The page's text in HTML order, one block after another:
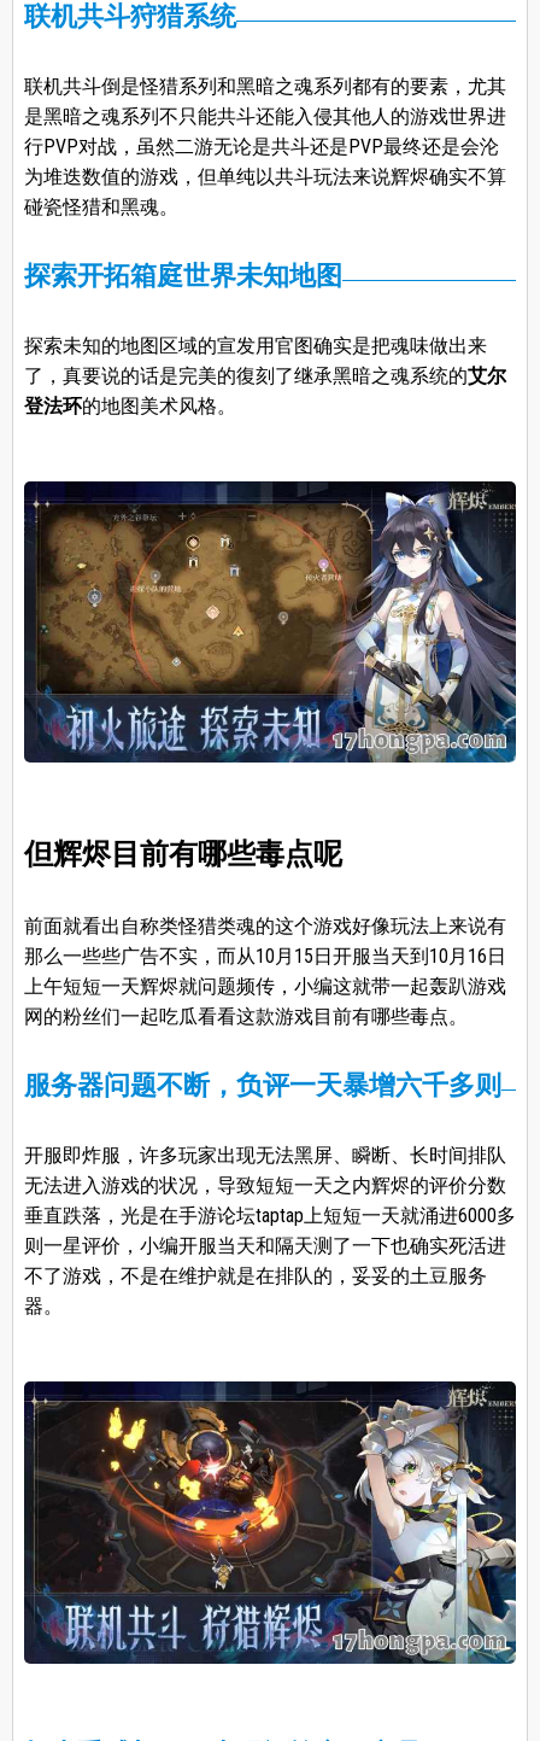
联机共斗狩猎系统
联机共斗倒是怪猎系列和黑暗之魂系列都有的要素，尤其
是黑暗之魂系列不只能共斗还能入侵其他人的游戏世界进
行PVP对战，虽然二游无论是共斗还是PVP最终还是会沦
为堆迭数值的游戏，但单纯以共斗玩法来说辉烬确实不算
碰瓷怪猎和黑魂。
探索开拓箱庭世界未知地图
探索未知的地图区域的宣发用官图确实是把魂味做出来
了，真要说的话是完美的復刻了继承黑暗之魂系统的艾尔
登法环的地图美术风格。
但辉烬目前有哪些毒点呢
前面就看出自称类怪猎类魂的这个游戏好像玩法上来说有
那么一些些广告不实，而从10月15日开服当天到10月16日
上午短短一天辉烬就问题频传，小编这就带一起轰趴游戏
网的粉丝们一起吃瓜看看这款游戏目前有哪些毒点。
服务器问题不断，负评一天暴增六千多则
开服即炸服，许多玩家出现无法黑屏、瞬断、长时间排队
无法进入游戏的状况，导致短短一天之内辉烬的评价分数
垂直跌落，光是在手游论坛taptap上短短一天就涌进6000多
则一星评价，小编开服当天和隔天测了一下也确实死活进
不了游戏，不是在维护就是在排队的，妥妥的土豆服务
器。